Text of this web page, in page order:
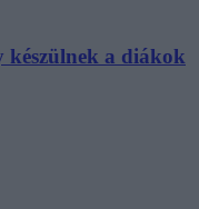
készülnek a diákok